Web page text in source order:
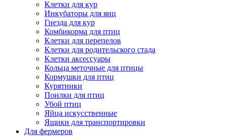
Клетки для кур
Инкубаторы для яиц
Гнезда для кур
Комбикорма для птиц
Клетки для перепелов
Клетки для родительского стада
Клетки аксессуары
Кольца меточные для птицы
Кормушки для птиц
Курятники
Поилки для птиц
Убой птиц
Яйца искусственные
Ящики для транспортировки
Для фермеров